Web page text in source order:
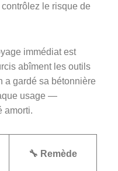
le risque de
immédiat est
abîment les outils
a gardé sa bétonnière
usage —
amorti.
🔧 Remède